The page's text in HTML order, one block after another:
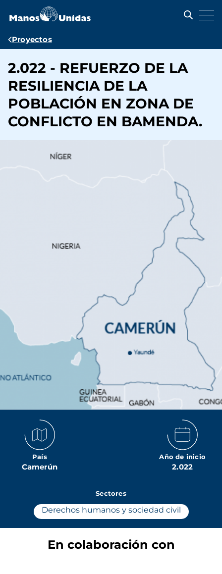
contenido
Ruta
navegación
Proyectos
2.022 - REFUERZO DE LA
RESILIENCIA DE LA
POBLACIÓN EN ZONA DE
CONFLICTO EN BAMENDA.
País
Camerún
Año de inicio
2.022
Sectores
Derechos humanos y sociedad civil
En colaboración con